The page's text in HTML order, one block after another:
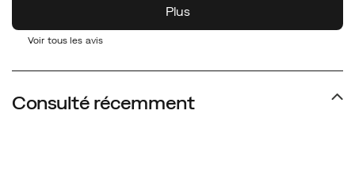
Voir tous les avis
Consulté récemment